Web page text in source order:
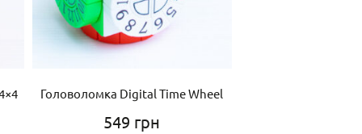
Головоломка Digital Time Wheel
549 грн